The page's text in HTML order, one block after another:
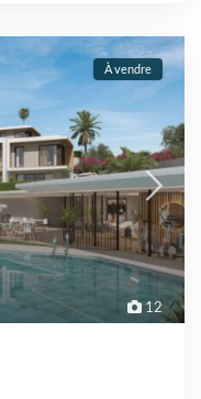
12
À vendre